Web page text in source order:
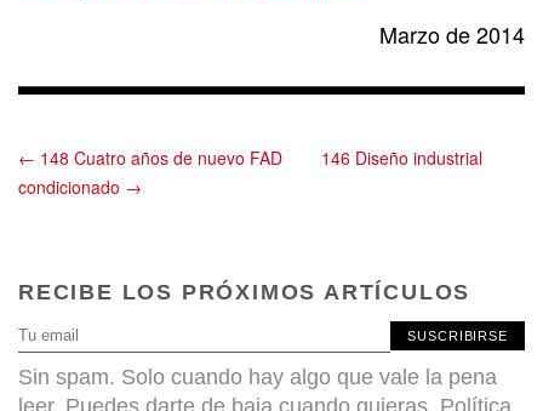
Marzo de 2014
← 148 Cuatro años de nuevo FAD
146 Diseño industrial
condicionado →
RECIBE LOS PRÓXIMOS ARTÍCULOS
SUSCRIBIRSE
Sin spam. Solo cuando hay algo que vale la pena